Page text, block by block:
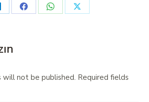
will not be published. Required fields